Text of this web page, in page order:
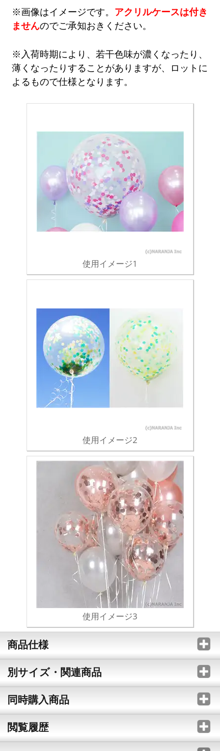
※画像はイメージです。 アクリルケースは付き
ませんのでご承知おきください。
※入荷時期により、若干色味が濃くなったり、
薄くなったりすることがありますが、ロットに
よるもので仕様となります。
使用イメージ1
使用イメージ2
使用イメージ3
商品仕様
別サイズ・関連商品
同時購入商品
閲覧履歴